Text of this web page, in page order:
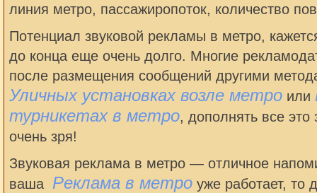
линия метро, пассажиропоток, количество
Потенциал звуковой рекламы в метро,
до конца еще очень долго. Многие
после размещения сообщений другими
Уличных установках возле метро или
турникетах в метро, дополнять все
очень зря!
Звуковая реклама в метро — отличное
ваша Реклама в метро уже работает, то